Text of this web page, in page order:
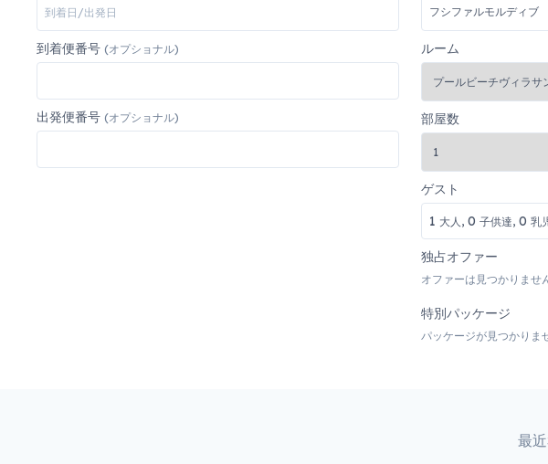
到着便番号 (オプショナル)
出発便番号 (オプショナル)
ルーム
部屋数
ゲスト
1 大人, 0 子供達, 0 乳
独占オファー
オファーは見つかりませ
特別パッケージ
パッケージが見つかりま
最